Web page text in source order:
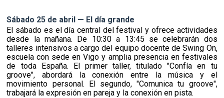
Sábado 25 de abril — El día grande
El sábado es el día central del festival y ofrece actividades
desde la mañana. De 10:30 a 13:45 se celebrarán dos
talleres intensivos a cargo del equipo docente de Swing On,
escuela con sede en Vigo y amplia presencia en festivales
de toda España. El primer taller, titulado "Confía en tu
groove", abordará la conexión entre la música y el
movimiento personal. El segundo, "Comunica tu groove",
trabajará la expresión en pareja y la conexión en pista.